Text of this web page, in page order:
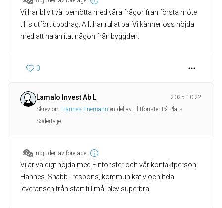
Vi har blivit väl bemötta med våra frågor från första möte
till slutfört uppdrag. Allt har rullat på. Vi känner oss nöjda
med att ha anlitat någon från byggden.
0
Lamalo Invest Ab L
2025-10-22
Skrev om Hannes Friemann en del av Elitfönster På Plats
Södertälje
Inbjuden av företaget
Vi är väldigt nöjda med Elitfönster och vår kontaktperson
Hannes. Snabb i respons, kommunikativ och hela
leveransen från start till mål blev superbra!